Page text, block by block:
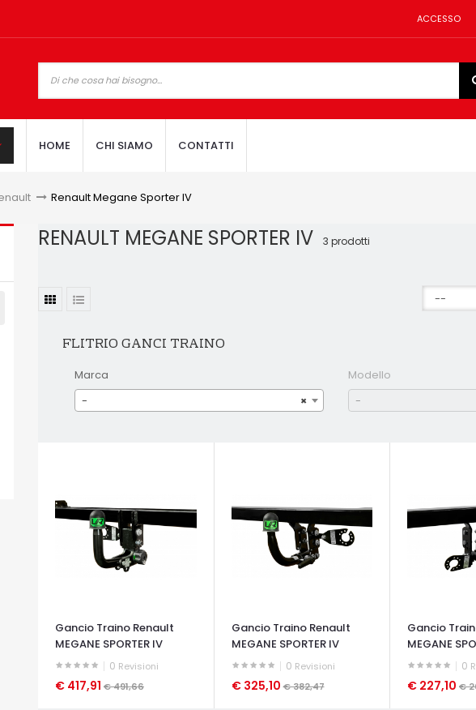
ACCESSO
HOME CHI SIAMO CONTATTI
> Renault Megane Sporter IV
RENAULT MEGANE SPORTER IV 3 prodotti
FLITRIO GANCI TRAINO
Marca
×
-
Modello
-
Gancio Traino Renault
MEGANE SPORTER IV
0 Revisioni
€ 417,91 € 491,66
Gancio Traino Renault
MEGANE SPORTER IV
0 Revisioni
€ 325,10€ 382,47
Gancio
MEGANE
0
€ 227,10 €